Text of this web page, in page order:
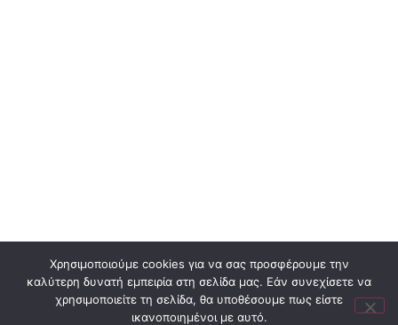
Χρησιμοποιούμε cookies για να σας προσφέρουμε την
καλύτερη δυνατή εμπειρία στη σελίδα μας. Εάν συνεχίσετε να
χρησιμοποιείτε τη σελίδα, θα υποθέσουμε πως είστε
ικανοποιημένοι με αυτό.